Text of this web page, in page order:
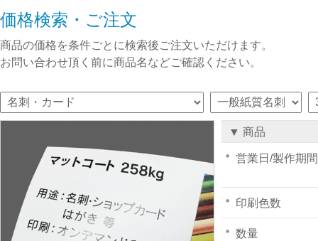
価格検索・ご注文
商品の価格を条件ごとに検索後ご注文いただけます。
お問い合わせ頂く前に商品名などご確認ください。
▼ 商品
営業日/製作期間
印刷色数
数量